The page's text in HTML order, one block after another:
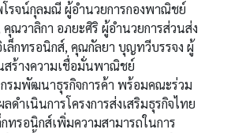
รจน์กุลมณี ผู้อำนวยการกองพาณิชย์
คุณวาลิกา อภยะศิริ ผู้อำนวยการส่วนส่ง
ล็กทรอนิกส์, คุณกัลยา บุญทวีบรรจง ผู้
สร้างความเชื่อมั่นพาณิชย์
รมพัฒนาธุรกิจการค้า พร้อมคณะร่วม
ดำเนินการโครงการส่งเสริมธุรกิจไทย
ทรอนิกส์เพิ่มความสามารถในการ